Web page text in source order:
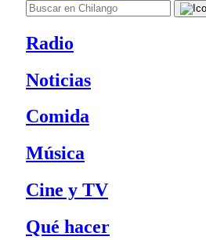
Radio
Noticias
Comida
Música
Cine y TV
Qué hacer